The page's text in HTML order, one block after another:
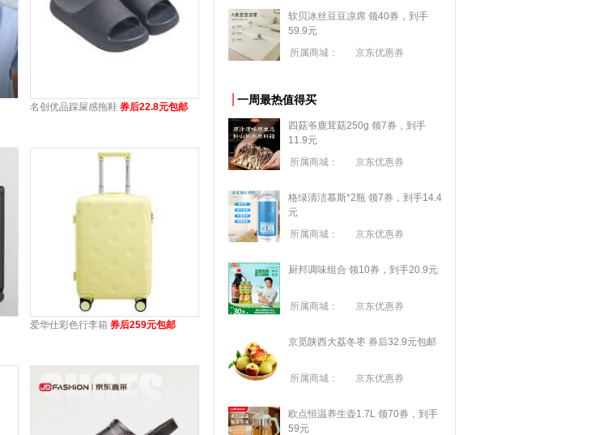
名创优品踩屎感拖鞋 券后22.8元包邮
爱华仕彩色行李箱 券后259元包邮
软贝冰丝豆豆凉席 领40券，到手
59.9元
所属商城：
京东优惠券
一周最热值得买
四菇爷鹿茸菇250g 领7券，到手
11.9元
所属商城：
京东优惠券
格绿清洁慕斯*2瓶 领7券，到手14.4
元
所属商城：
京东优惠券
厨邦调味组合 领10券，到手20.9元
所属商城： 京东优惠券
京觅陕西大荔冬枣 券后32.9元包邮
所属商城： 京东优惠券
欧点恒温养生壶1.7L 领70券，到手
59元